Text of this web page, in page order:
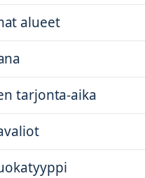
alueet
tarjonta-aika